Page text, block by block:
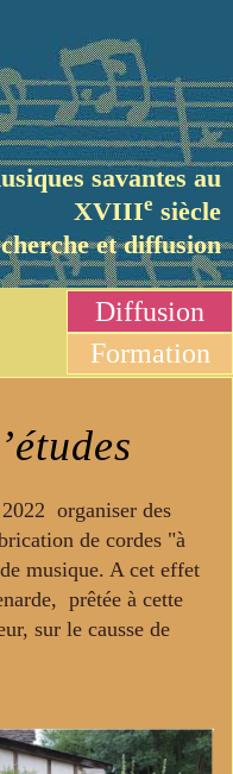
savantes au
XVIIIe siècle
et diffusion
Diffusion
Formation
organiser des
de cordes "à
musique. A cet effet
prêtée à cette
sur le causse de